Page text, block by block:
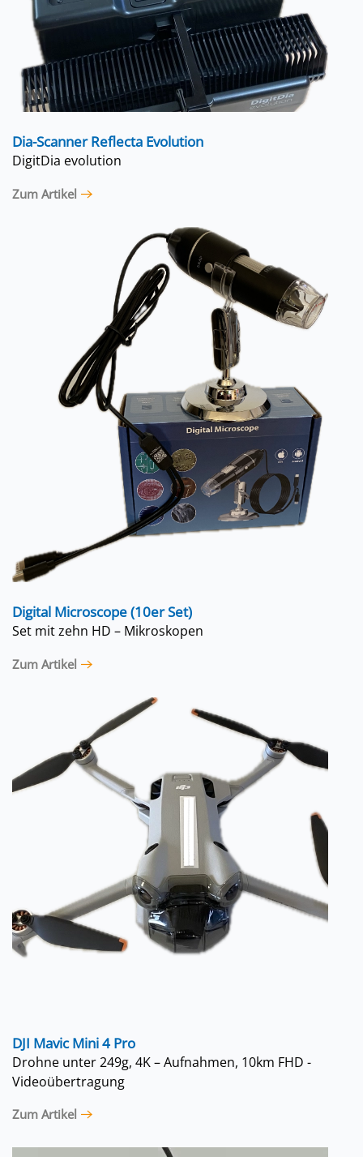
Dia-Scanner Reflecta Evolution
DigitDia evolution
Zum Artikel
Digital Microscope (10er Set)
Set mit zehn HD – Mikroskopen
Zum Artikel
DJI Mavic Mini 4 Pro
Drohne unter 249g, 4K – Aufnahmen, 10km FHD -
Videoübertragung
Zum Artikel